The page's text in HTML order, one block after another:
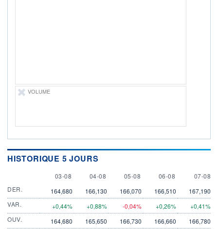
VOLUME
HISTORIQUE 5 JOURS
3 AUGUST
03-08 4 AUGUST
04-08 5 AUGUST
05-08 6 AUGUST
06-08 7
07-08
DER.
164,680 166,130 166,070 166,510
167,190
VAR.
+0,44% +0,88% -0,04% +0,26%
+0,41%
OUV.
164,680 165,650 166,730 166,660
166,780